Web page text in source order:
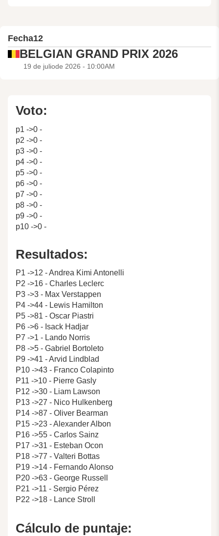
Fecha12
BELGIAN GRAND PRIX 2026
19 de juliode 2026 - 10:00AM
Voto:
p1 ->0 -
p2 ->0 -
p3 ->0 -
p4 ->0 -
p5 ->0 -
p6 ->0 -
p7 ->0 -
p8 ->0 -
p9 ->0 -
p10 ->0 -
Resultados:
P1 ->12 - Andrea Kimi Antonelli
P2 ->16 - Charles Leclerc
P3 ->3 - Max Verstappen
P4 ->44 - Lewis Hamilton
P5 ->81 - Oscar Piastri
P6 ->6 - Isack Hadjar
P7 ->1 - Lando Norris
P8 ->5 - Gabriel Bortoleto
P9 ->41 - Arvid Lindblad
P10 ->43 - Franco Colapinto
P11 ->10 - Pierre Gasly
P12 ->30 - Liam Lawson
P13 ->27 - Nico Hulkenberg
P14 ->87 - Oliver Bearman
P15 ->23 - Alexander Albon
P16 ->55 - Carlos Sainz
P17 ->31 - Esteban Ocon
P18 ->77 - Valteri Bottas
P19 ->14 - Fernando Alonso
P20 ->63 - George Russell
P21 ->11 - Sergio Pérez
P22 ->18 - Lance Stroll
Cálculo de puntaje: